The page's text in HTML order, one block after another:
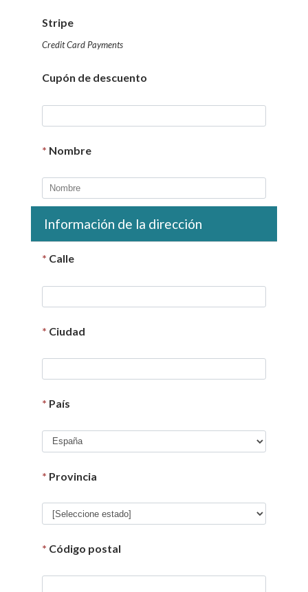
Stripe
Credit Card Payments
Cupón de descuento
* Nombre
Información de la dirección
* Calle
* Ciudad
* País
* Provincia
* Código postal